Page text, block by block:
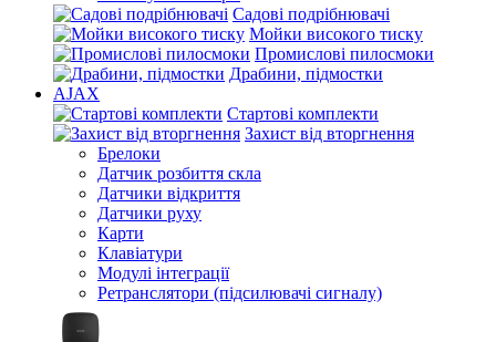
Садові подрібнювачі
Мойки високого тиску
Промислові пилосмоки
Драбини, підмостки
AJAX
Стартові комплекти
Захист від вторгнення
Брелоки
Датчик розбиття скла
Датчики відкриття
Датчики руху
Карти
Клавіатури
Модулі інтеграції
Ретранслятори (підсилювачі сигналу)